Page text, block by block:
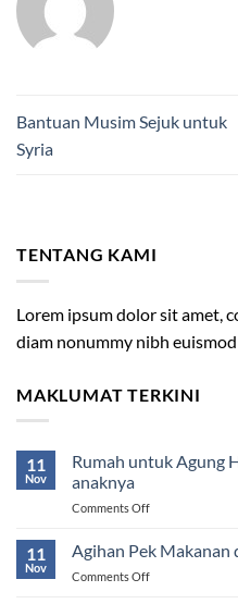
Bantuan Musim Sejuk untuk
Syria
TENTANG KAMI
Lorem ipsum dolor sit amet,
diam nonummy nibh
MAKLUMAT TERKINI
11
Nov
Rumah untuk Agung
anaknya
Comments Offon
untuk
11
Nov
Agihan Pek Makanan
Comments Offon